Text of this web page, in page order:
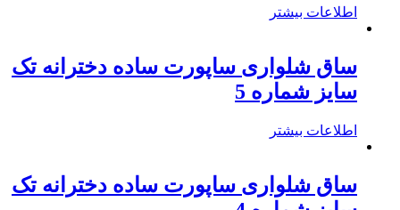
اطلاعات بیشتر
ساق شلواری ساپورت ساده دخترانه تک
سایز شماره 5
اطلاعات بیشتر
ساق شلواری ساپورت ساده دخترانه تک